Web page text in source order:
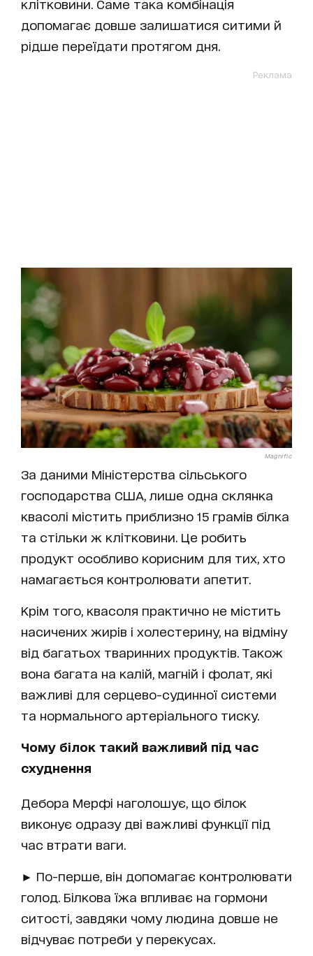
клітковини. Саме така комбінація
допомагає довше залишатися ситими й
рідше переїдати протягом дня.
Реклама
Magnific
За даними Міністерства сільського
господарства США, лише одна склянка
квасолі містить приблизно 15 грамів білка
та стільки ж клітковини. Це робить
продукт особливо корисним для тих, хто
намагається контролювати апетит.
Крім того, квасоля практично не містить
насичених жирів і холестерину, на відміну
від багатьох тваринних продуктів. Також
вона багата на калій, магній і фолат, які
важливі для серцево-судинної системи
та нормального артеріального тиску.
Чому білок такий важливий під час
схуднення
Дебора Мерфі наголошує, що білок
виконує одразу дві важливі функції під
час втрати ваги.
► По-перше, він допомагає контролювати
голод. Білкова їжа впливає на гормони
ситості, завдяки чому людина довше не
відчуває потреби у перекусах.